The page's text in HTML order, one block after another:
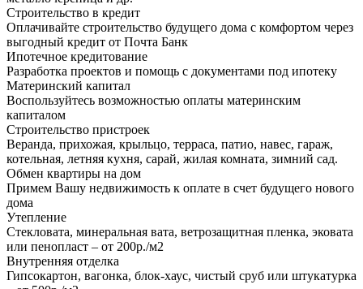
Строительство в кредит
Оплачивайте строительство будущего дома с комфортом через
выгодный кредит от Почта Банк
Ипотечное кредитование
Разработка проектов и помощь с документами под ипотеку
Материнский капитал
Воспользуйтесь возможностью оплаты материнским
капиталом
Строительство пристроек
Веранда, прихожая, крыльцо, терраса, патио, навес, гараж,
котельная, летняя кухня, сарай, жилая комната, зимний сад.
Обмен квартиры на дом
Примем Вашу недвижимость к оплате в счет будущего нового
дома
Утепление
Стекловата, минеральная вата, ветрозащитная пленка, эковата
или пенопласт – от 200р./м2
Внутренняя отделка
Гипсокартон, вагонка, блок-хаус, чистый сруб или штукатурка